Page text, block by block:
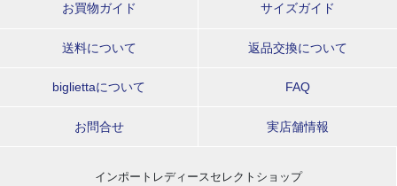
お買物ガイド サイズガイド
送料について 返品交換について
bigliettaについて FAQ
お問合せ 実店舗情報
インポートレディースセレクトショップ